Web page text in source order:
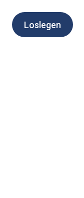
Loslegen